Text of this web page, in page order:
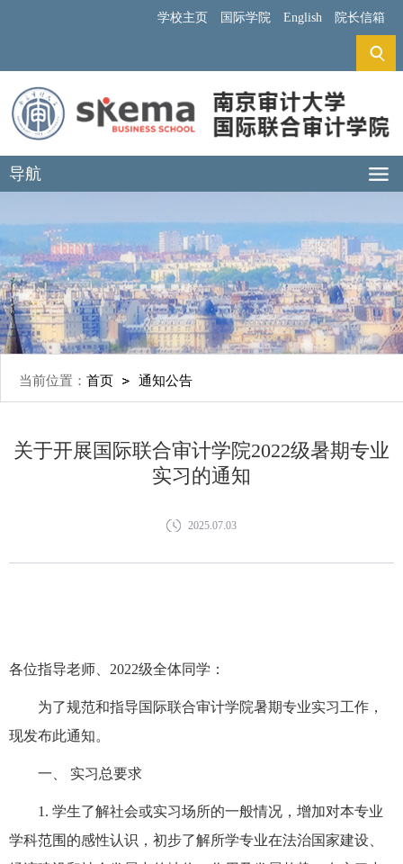
学校主页 国际学院 English 院长信箱
导航
当前位置： 首页 通知公告
​关于开展国际联合审计学院2022级暑期专业
实习的通知
2025.07.03
各位指导老师、2022级全体同学：
为了规范和指导国际联合审计学院暑期专业实习工作，
现发布此通知。
一、 实习总要求
1. 学生了解社会或实习场所的一般情况，增加对本专业
学科范围的感性认识，初步了解所学专业在法治国家建设、